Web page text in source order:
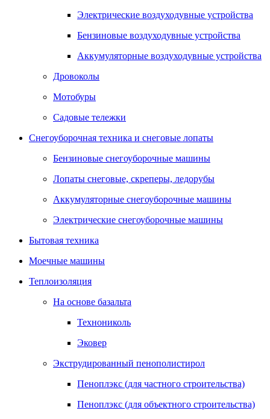
Электрические воздуходувные устройства
Бензиновые воздуходувные устройства
Аккумуляторные воздуходувные устройства
Дровоколы
Мотобуры
Садовые тележки
Снегоуборочная техника и снеговые лопаты
Бензиновые снегоуборочные машины
Лопаты снеговые, скреперы, ледорубы
Аккумуляторные снегоуборочные машины
Электрические снегоуборочные машины
Бытовая техника
Моечные машины
Теплоизоляция
На основе базальта
Технониколь
Эковер
Экструдированный пенополистирол
Пеноплэкс (для частного строительства)
Пеноплэкс (для объектного строительства)